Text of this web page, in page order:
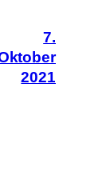
7.
2021